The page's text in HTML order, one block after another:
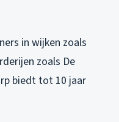
in wijken zoals
zoals De
biedt tot 10 jaar